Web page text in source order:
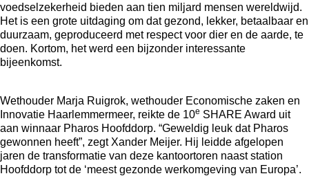
voedselzekerheid bieden aan tien miljard mensen wereldwijd.
Het is een grote uitdaging om dat gezond, lekker, betaalbaar en
duurzaam, geproduceerd met respect voor dier en de aarde, te
doen. Kortom, het werd een bijzonder interessante
bijeenkomst.
Wethouder Marja Ruigrok, wethouder Economische zaken en
Innovatie Haarlemmermeer, reikte de 10e SHARE Award uit
aan winnaar Pharos Hoofddorp. “Geweldig leuk dat Pharos
gewonnen heeft”, zegt Xander Meijer. Hij leidde afgelopen
jaren de transformatie van deze kantoortoren naast station
Hoofddorp tot de ‘meest gezonde werkomgeving van Europa’.